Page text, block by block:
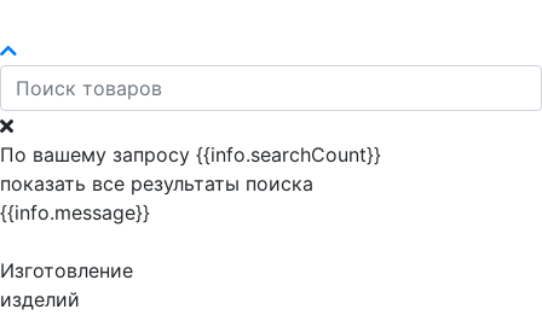
По вашему запросу {{info.searchCount}}
показать все результаты поиска
{{info.message}}
Изготовление
изделий